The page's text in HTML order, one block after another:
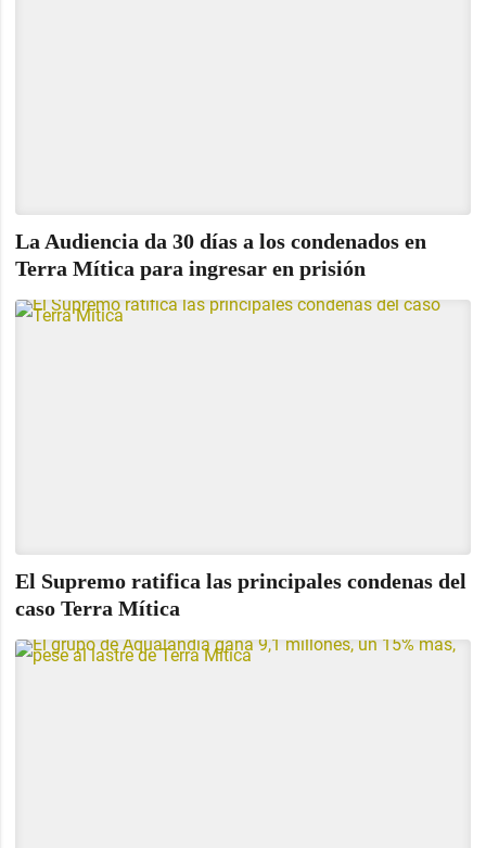
La Audiencia da 30 días a los condenados en
Terra Mítica para ingresar en prisión
El Supremo ratifica las principales condenas del
caso Terra Mítica